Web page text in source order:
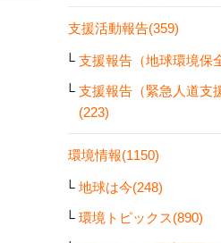
支援活動報告(359)
支援報告（地球環境保
支援報告（緊急人道支
(223)
環境情報(1150)
地球は今(248)
環境トピックス(890)